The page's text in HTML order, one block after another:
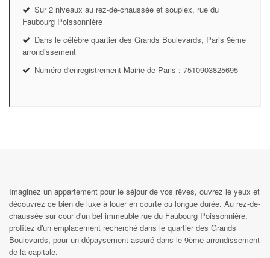
Sur 2 niveaux au rez-de-chaussée et souplex, rue du
Faubourg Poissonnière
Dans le célèbre quartier des Grands Boulevards, Paris 9ème
arrondissement
Numéro d'enregistrement Mairie de Paris : 7510903825695
Imaginez un appartement pour le séjour de vos rêves, ouvrez le yeux et
découvrez ce bien de luxe à louer en courte ou longue durée. Au rez-de-
chaussée sur cour d'un bel immeuble rue du Faubourg Poissonnière,
profitez d'un emplacement recherché dans le quartier des Grands
Boulevards, pour un dépaysement assuré dans le 9ème arrondissement
de la capitale.